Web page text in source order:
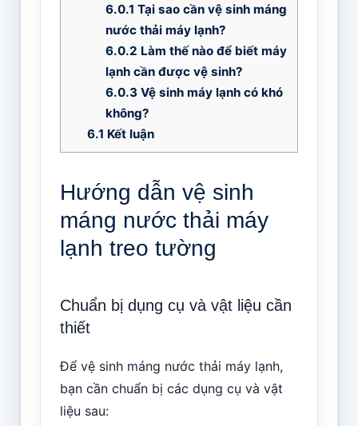
6.0.1 Tại sao cần vệ sinh máng
nước thải máy lạnh?
6.0.2 Làm thế nào để biết máy
lạnh cần được vệ sinh?
6.0.3Vệ sinh máy lạnh có khó
không?
6.1 Kết luận
Hướng dẫn vệ sinh
máng nước thải máy
lạnh treo tường
Chuẩn bị dụng cụ và vật liệu cần
thiết
Để vệ sinh máng nước thải máy lạnh,
bạn cần chuẩn bị các dụng cụ và vật
liệu sau: